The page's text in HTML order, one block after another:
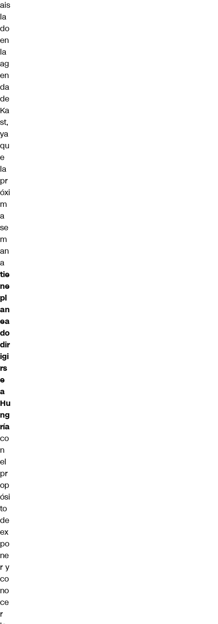
ais
la
do
en
la
ag
en
da
de
Ka
st,
ya
qu
e
la
pr
óxi
m
a
se
m
an
a
tie
ne
pl
an
ea
do
dir
igi
rs
e
a
Hu
ng
ría
co
n
el
pr
op
ósi
to
de
ex
po
ne
r y
co
no
ce
r